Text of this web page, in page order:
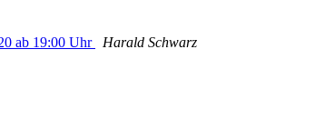
ab 19:00 Uhr
Harald Schwarz